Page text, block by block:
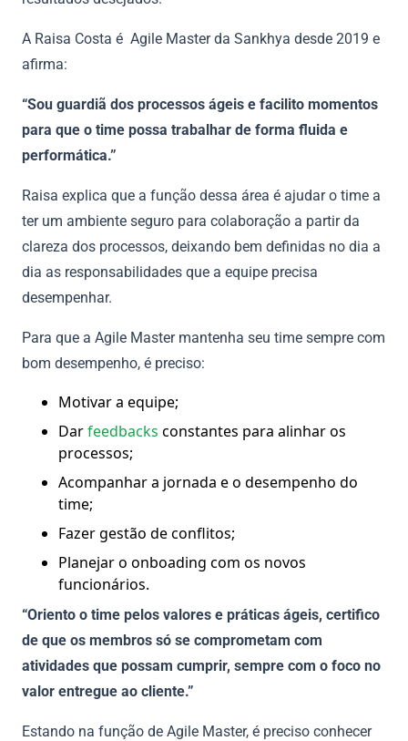
A Raisa Costa é Agile Master da Sankhya desde 2019 e
afirma:
“Sou guardiã dos processos ágeis e facilito momentos
para que o time possa trabalhar de forma fluida e
performática.”
Raisa explica que a função dessa área é ajudar o time a
ter um ambiente seguro para colaboração a partir da
clareza dos processos, deixando bem definidas no dia a
dia as responsabilidades que a equipe precisa
desempenhar.
Para que a Agile Master mantenha seu time sempre com
bom desempenho, é preciso:
Motivar a equipe;
Darfeedbacks constantes para alinhar os
processos;
Acompanhar a jornada e o desempenho do
time;
Fazer gestão de conflitos;
Planejar o onboading com os novos
funcionários.
“Oriento o time pelos valores e práticas ágeis, certifico
de que os membros só se comprometam com
atividades que possam cumprir, sempre com o foco no
valor entregue ao cliente.”
Estando na função de Agile Master, é preciso conhecer